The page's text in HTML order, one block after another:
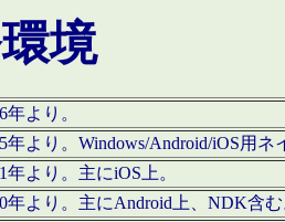
境
年より。
年より。Windows/Android/iOS用
年より。主にiOS上。
年より。主にAndroid上、NDK含